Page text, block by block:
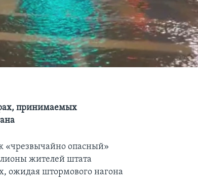
принимаемых
«чрезвычайно опасный»
жителей штата
ожидая штормового нагона